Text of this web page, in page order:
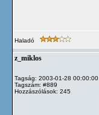
Haladó
z_miklos
Tagság: 2003-01-28 00:00:00
Tagszám: #889
Hozzászólások: 245